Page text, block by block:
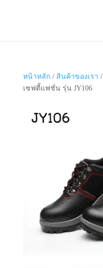
หน้าหลัก/ สินค้าของเรา /
เซฟตี้แฟชั่น รุ่น JY106